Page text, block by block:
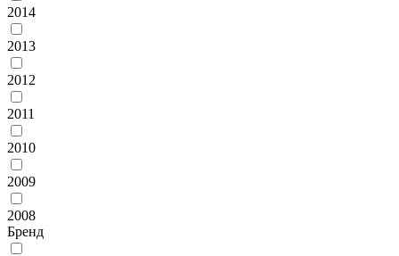
2014
2013
2012
2011
2010
2009
2008
Бренд